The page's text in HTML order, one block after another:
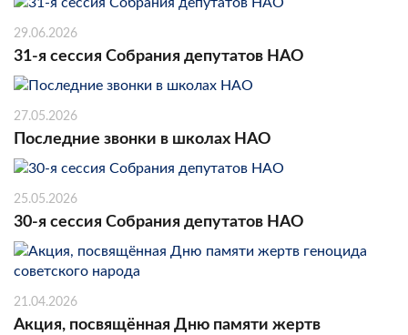
29.06.2026
31-я сессия Собрания депутатов НАО
27.05.2026
Последние звонки в школах НАО
25.05.2026
30-я сессия Собрания депутатов НАО
21.04.2026
Акция, посвящённая Дню памяти жертв